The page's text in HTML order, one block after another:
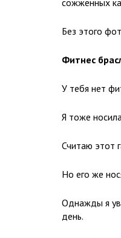
сожженных
Без этого
Фитнес
У тебя нет
Я тоже
Считаю этот
Но его же
Однажды я
день.